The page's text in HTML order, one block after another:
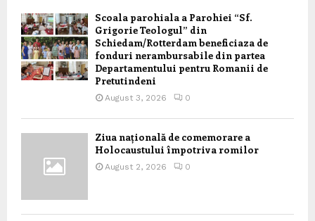
Scoala parohiala a Parohiei “Sf.
Grigorie Teologul” din
Schiedam/Rotterdam beneficiaza de
fonduri nerambursabile din partea
Departamentului pentru Romanii de
Pretutindeni
August 3, 2026 0
Ziua națională de comemorare a
Holocaustului împotriva romilor
August 2, 2026 0